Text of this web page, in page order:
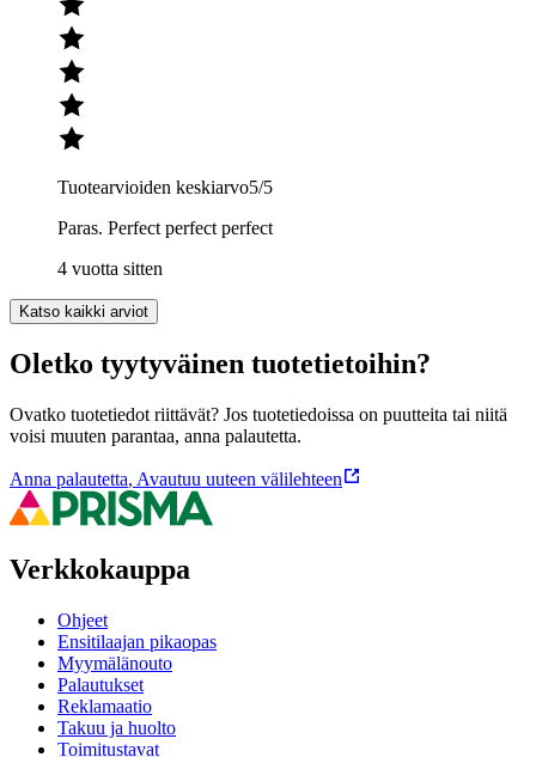
Tuotearvioiden keskiarvo5/5
Paras. Perfect perfect perfect
4 vuotta sitten
Katso kaikki arviot
Oletko tyytyväinen tuotetietoihin?
Ovatko tuotetiedot riittävät? Jos tuotetiedoissa on puutteita tai niitä
voisi muuten parantaa, anna palautetta.
Anna palautetta, Avautuu uuteen välilehteen
Verkkokauppa
Ohjeet
Ensitilaajan pikaopas
Myymälänouto
Palautukset
Reklamaatio
Takuu ja huolto
Toimitustavat